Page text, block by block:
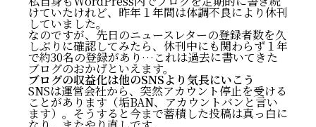
けていたけれど、昨年１年間は体調不良により休刊
していました。
なのですが、先日のニュースレターの登録者数を久
しぶりに確認してみたら、休刊中にも関わらず１年
で約30名の登録があり…これは過去に書いてきた
ブログのおかげといえます。
ブログの収益化は他のSNSより気長にいこう
SNSは運営会社から、突然アカウント停止を受ける
ことがあります（垢BAN、アカウントバンと言い
ます）。そうすると今まで蓄積した投稿は真っ白に